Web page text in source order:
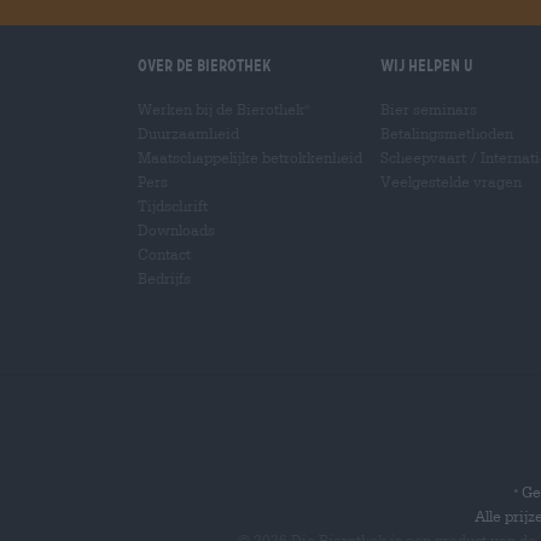
Over de Bierothek Wij helpen u
*
Alle